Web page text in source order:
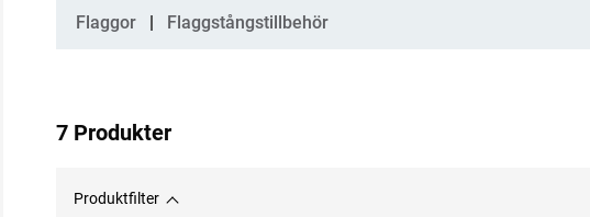
Kategorier
Flaggor Flaggstångstillbehör
7 Produkter
Produktfilter